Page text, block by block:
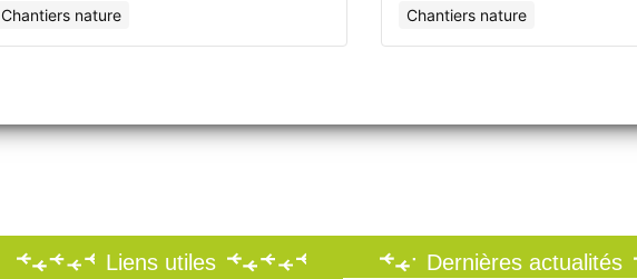
Chantiers nature Chantiers nature
Liens utiles Dernières actualités